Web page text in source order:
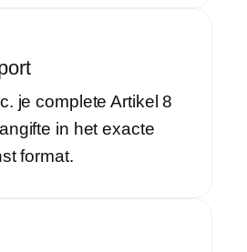
je complete Artikel 8
in het exacte
format.